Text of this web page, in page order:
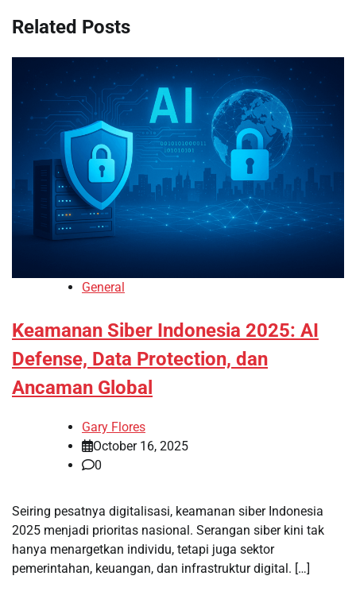
Related Posts
General
Keamanan Siber Indonesia 2025: AI
Defense, Data Protection, dan
Ancaman Global
Gary Flores
October 16, 2025
0
Seiring pesatnya digitalisasi, keamanan siber Indonesia
2025 menjadi prioritas nasional. Serangan siber kini tak
hanya menargetkan individu, tetapi juga sektor
pemerintahan, keuangan, dan infrastruktur digital. […]